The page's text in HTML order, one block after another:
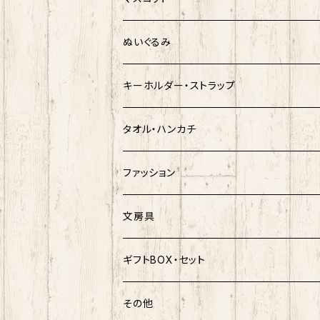
シナモロール
クロミ
ハンギョドン
ポムポムプリン
ポチャッコ
ばつ丸
モケケ
ゆきお
ホヤぼーや
ご当地ベア
スヌーピー
赤べこ・ガラガラべこ
マッチョシリーズ
新幹線×ご当地ベア
サンリオ×ネコムネandシバ
楽天ゴールデンイーグルス×ネコムネand
楽天ゴールデンイーグルス×おえかきさん
楽天ゴールデンイーグルス×ご当地ベア
ネコムネandシバ×鳥獣戯画
楽天ゴールデンイーグルス×もちシリーズ
ゆきお
モケケ
ご当地ベア
秋田犬
しばっころ
わさお
むすび丸
ぬいぐるみ
ホヤぼーや
その他
ご当地ベア
秋田犬
しばっころ
わさお
キーホルダー・ストラップ
ポプテピピック
ホヤぼーや
スヌーピー
秋田犬
わさお
タオル・ハンカチ
ホヤぼーや
秋田犬
キティ
むすび丸
ファッション
Tシャツ
ネクタイ
靴下
文房具
ボールペン
マグネット
ギフトBOX・セット
福袋
その他